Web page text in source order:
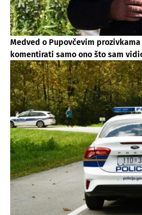
Medved o Pupovčevim prozivkama
komentirati samo ono što sam